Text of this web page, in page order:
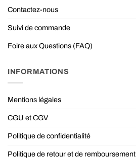
Contactez-nous
Suivi de commande
Foire aux Questions (FAQ)
INFORMATIONS
Mentions légales
CGU et CGV
Politique de confidentialité
Politique de retour et de remboursement